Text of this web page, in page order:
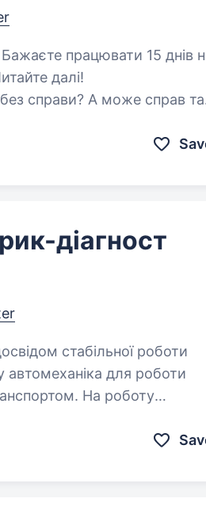
далі!
справи? А може справ
діагност
автомеханіка для роботи
На роботу